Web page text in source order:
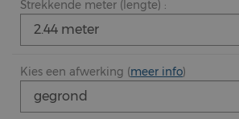
Strekkende meter (lengte) :
Kies een afwerking (meer info)